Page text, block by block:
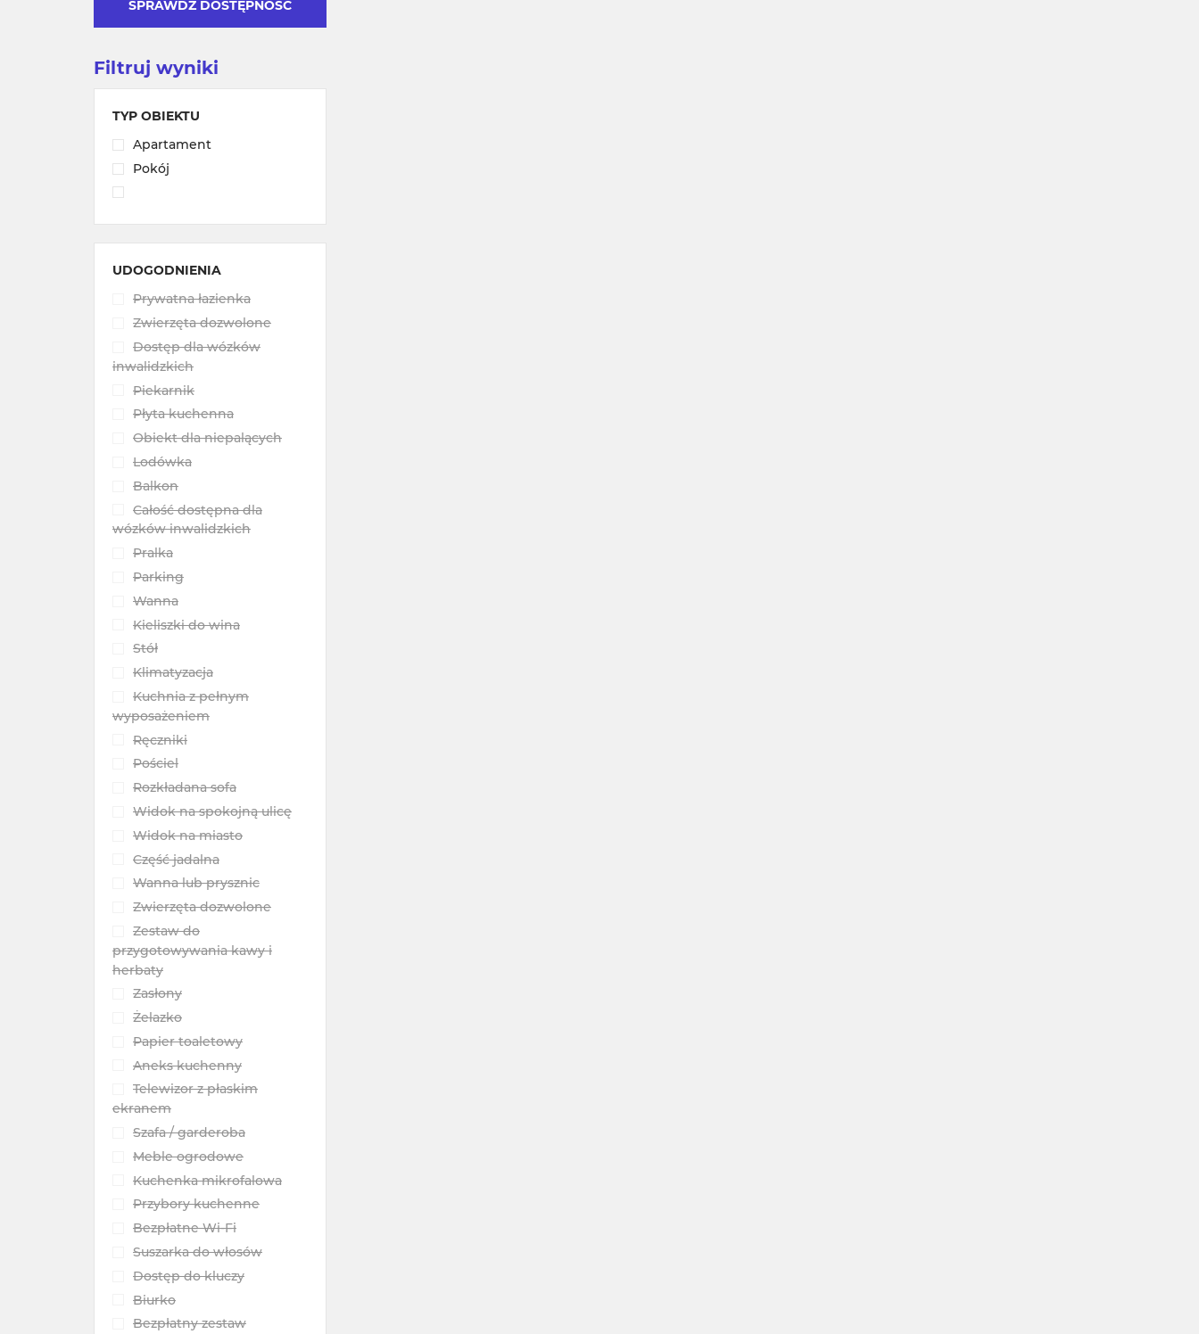
SPRAWDŹ DOSTĘPNOŚĆ
Filtruj wyniki
TYP OBIEKTU
Apartament
Pokój
UDOGODNIENIA
Prywatna łazienka
Zwierzęta dozwolone
Dostęp dla wózków
inwalidzkich
Piekarnik
Płyta kuchenna
Obiekt dla niepalących
Lodówka
Balkon
Całość dostępna dla
wózków inwalidzkich
Pralka
Parking
Wanna
Kieliszki do wina
Stół
Klimatyzacja
Kuchnia z pełnym
wyposażeniem
Ręczniki
Pościel
Rozkładana sofa
Widok na spokojną ulicę
Widok na miasto
Część jadalna
Wanna lub prysznic
Zwierzęta dozwolone
Zestaw do
przygotowywania kawy i
herbaty
Zasłony
Żelazko
Papier toaletowy
Aneks kuchenny
Telewizor z płaskim
ekranem
Szafa / garderoba
Meble ogrodowe
Kuchenka mikrofalowa
Przybory kuchenne
Bezpłatne Wi-Fi
Suszarka do włosów
Dostęp do kluczy
Biurko
Bezpłatny zestaw